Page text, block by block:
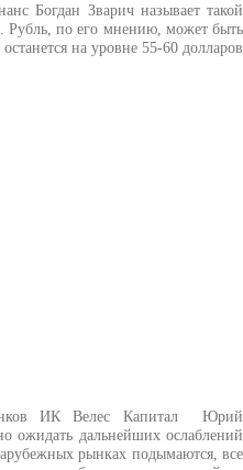
Богдан Зварич называет такой
Рубль, по его мнению, может быть
на уровне 55-60 долларов
ИК Велес Капитал Юрий
ожидать дальнейших ослаблений
рынках подымаются, все